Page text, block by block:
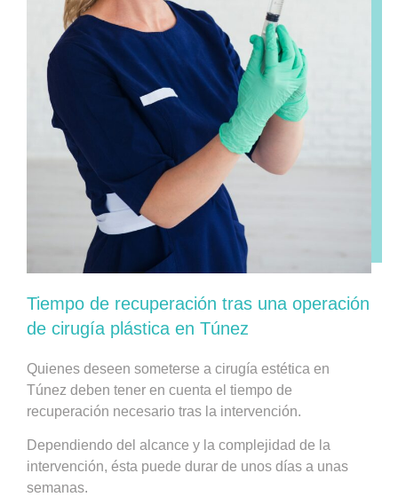
Tiempo de recuperación tras una operación
de cirugía plástica en Túnez
Quienes deseen someterse a cirugía estética en
Túnez deben tener en cuenta el tiempo de
recuperación necesario tras la intervención.
Dependiendo del alcance y la complejidad de la
intervención, ésta puede durar de unos días a unas
semanas.